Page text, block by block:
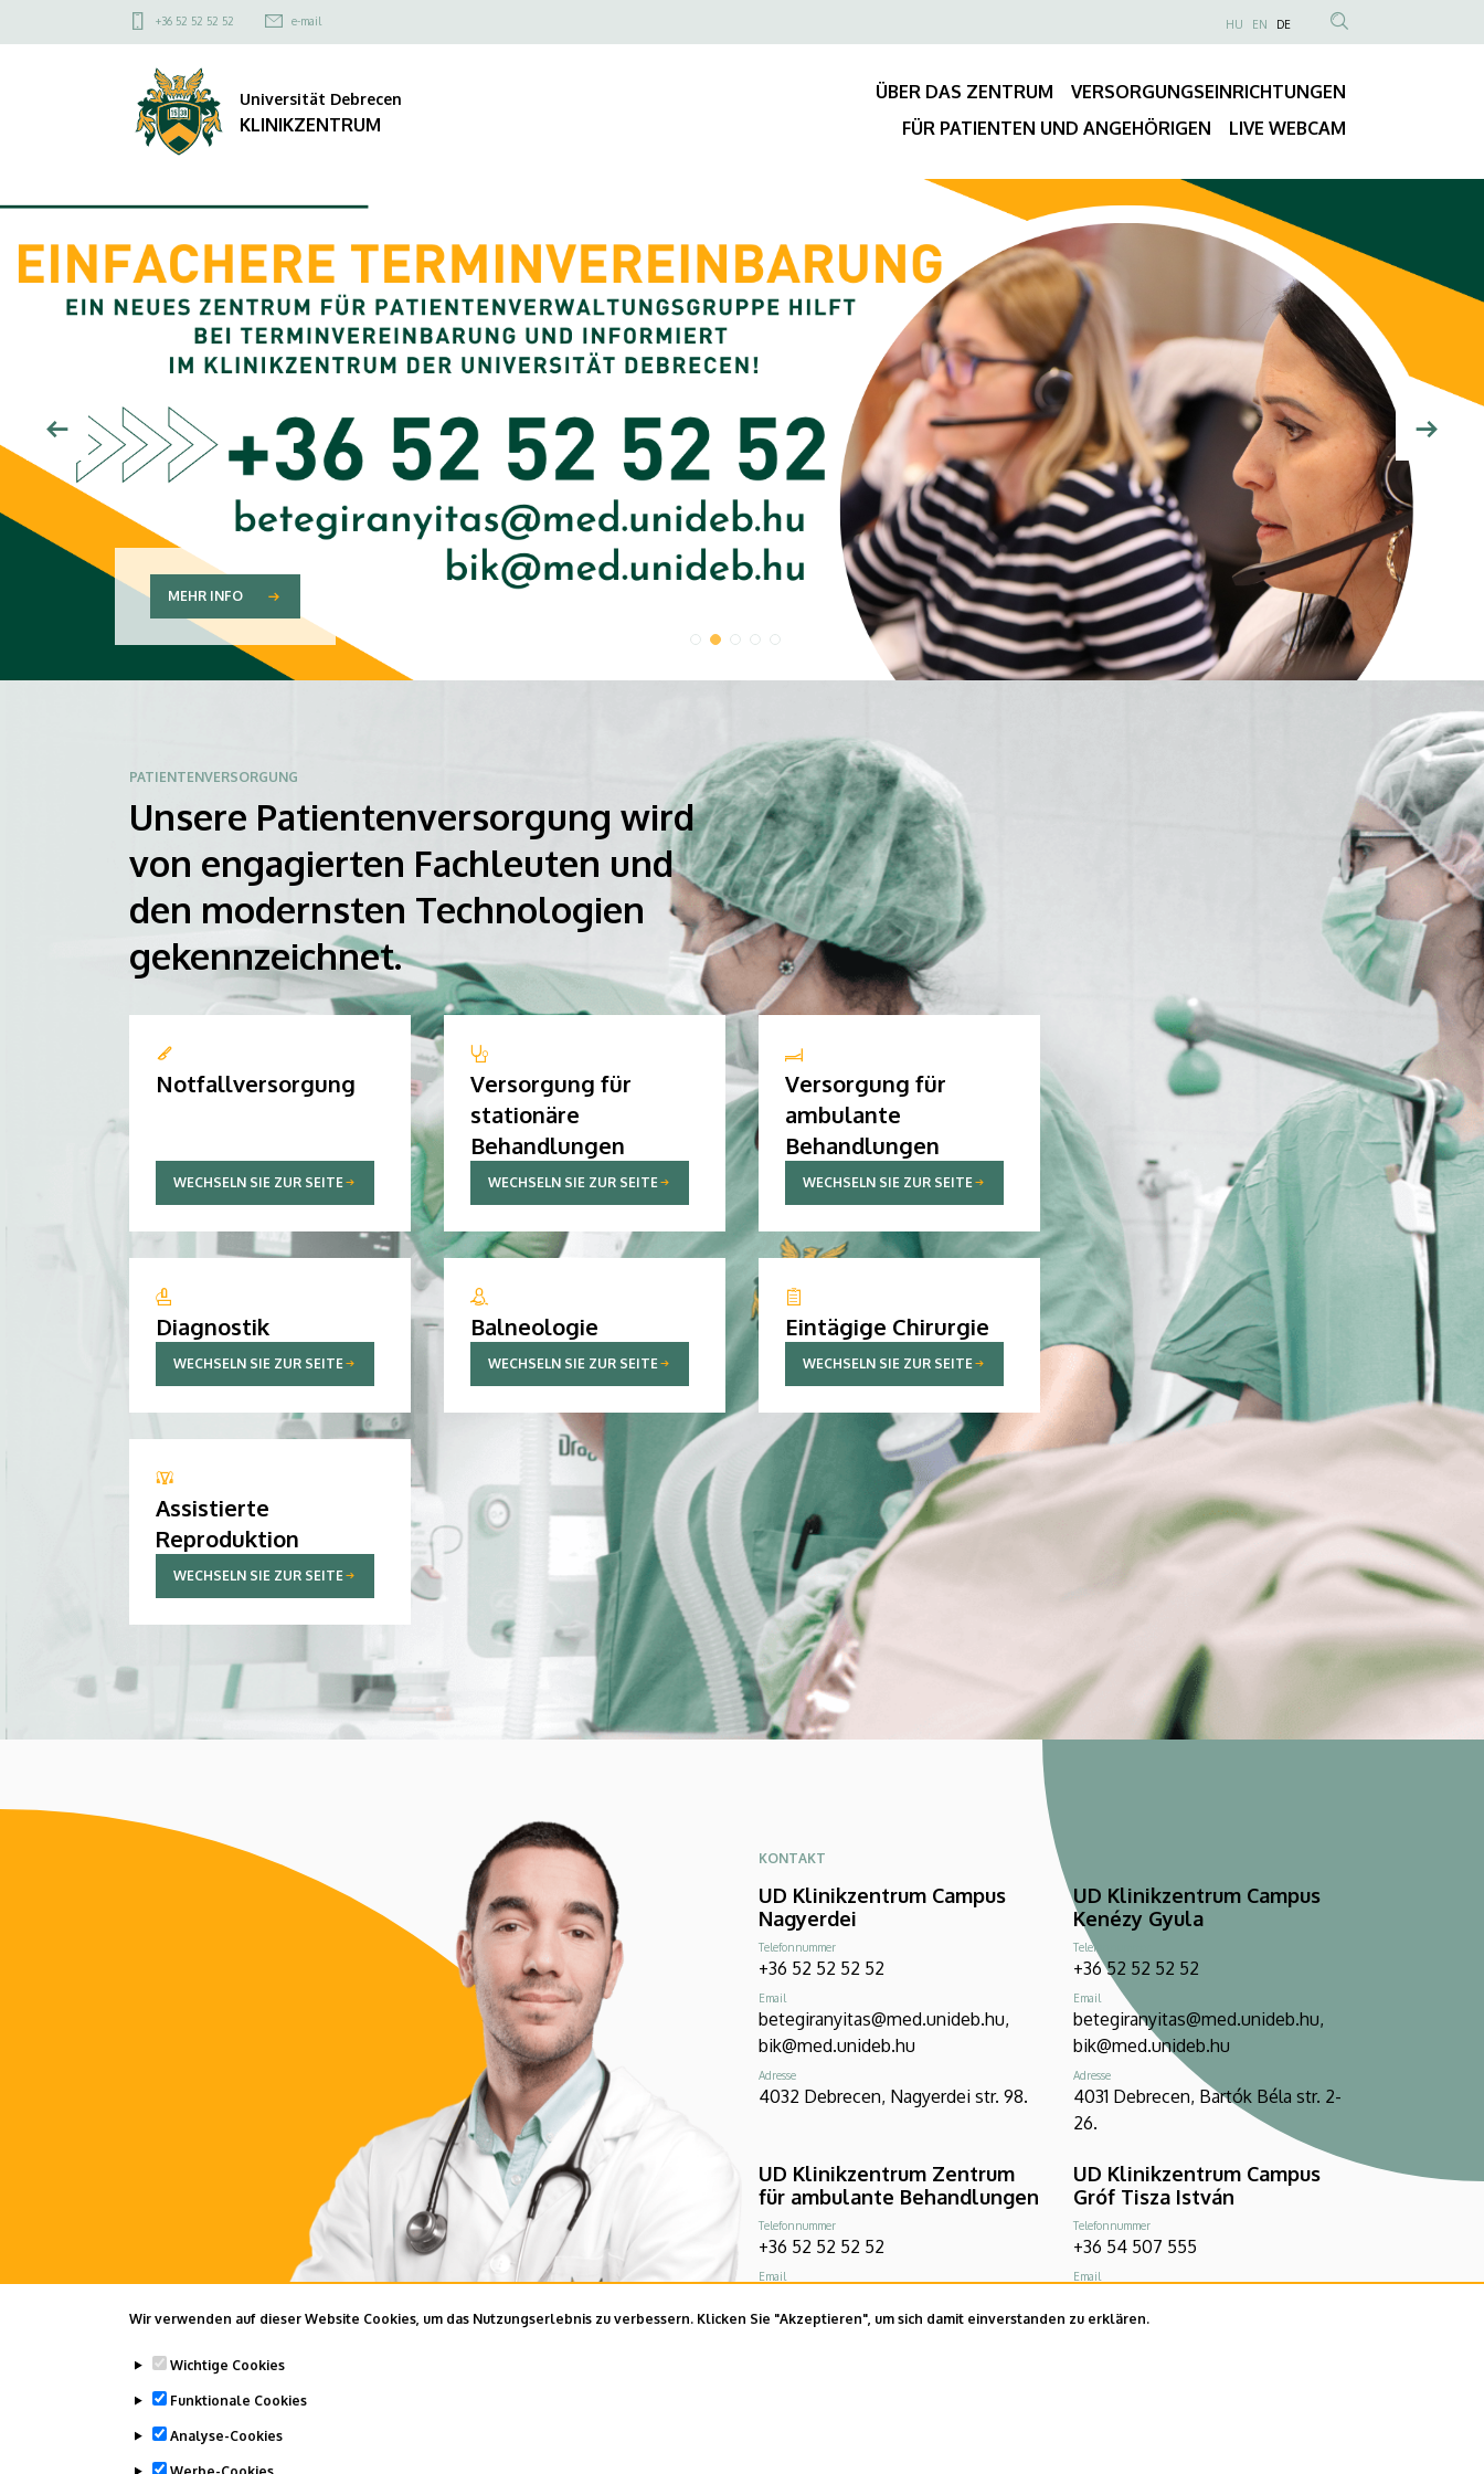
Wir verwenden auf dieser Website Cookies, um das Nutzungserlebnis zu verbessern. Klicken Sie "Akzeptieren", um sich damit einverstanden zu erklären.
Wichtige Cookies
Funktionale Cookies
Analyse-Cookies
KLINIKZENTRUM
Felső
menü
+36 52 52 52 52 e-mail
Felső
Anonim
fiók
menüje
NYELVVÁLASZTÓ
HU EN DE
TARTALOM
KERESÉSE
Universität Debrecen
KLINIKZENTRUM
ÜBER DAS ZENTRUM
VERSORGUNGSEINRICHTUNGEN
FÜR PATIENTEN UND ANGEHÖRIGEN
LIVE WEBCAM
MEHR INFO
PATIENTENVERSORGUNG
Unsere Patientenversorgung wird
von engagierten Fachleuten und
den modernsten Technologien
gekennzeichnet.
Notfallversorgung
WECHSELN SIE ZUR SEITE
Versorgung für
stationäre
Behandlungen
WECHSELN SIE ZUR SEITE
Versorgung für
ambulante
Behandlungen
WECHSELN SIE ZUR SEITE
Diagnostik
WECHSELN SIE ZUR SEITE
Balneologie
WECHSELN SIE ZUR SEITE
Eintägige Chirurgie
WECHSELN SIE ZUR SEITE
Assistierte
Reproduktion
WECHSELN SIE ZUR SEITE
KONTAKT
UD Klinikzentrum Campus
Nagyerdei
Telefonnummer
+36 52 52 52 52
Email
betegiranyitas@med.unideb.hu,
bik@med.unideb.hu
Adresse
4032 Debrecen, Nagyerdei str. 98.
UD Klinikzentrum Campus
Kenézy Gyula
Telefonnummer
+36 52 52 52 52
Email
betegiranyitas@med.unideb.hu,
bik@med.unideb.hu
Adresse
4031 Debrecen, Bartók Béla str. 2-
26.
UD Klinikzentrum Zentrum
für ambulante Behandlungen
Telefonnummer
+36 52 52 52 52
Email
bik@med.unideb.hu
UD Klinikzentrum Campus
Gróf Tisza István
Telefonnummer
+36 54 507 555
Email
Adresse